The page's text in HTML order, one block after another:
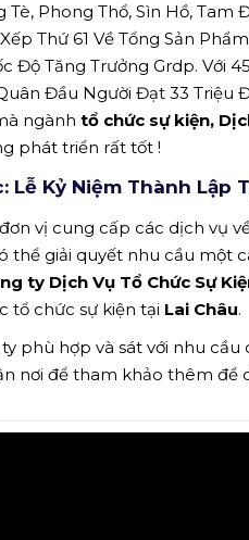
Tè, Phong Thổ, Sìn Hồ,
Thứ 61 Về Tổng Sản
Độ Tăng Trưởng Grdp. Với
Đầu Người Đạt 33 Triệu
ngành tổ chức sự kiện,
phát triển rất tốt !
Lễ Kỷ Niệm Thành Lập
vị cung cấp các dịch vụ
thể giải quyết nhu cầu một
ty Dịch Vụ Tổ Chức Sự
tổ chức sự kiện tại Lai Châu.
phù hợp và sát với nhu
nơi để tham khảo thêm để